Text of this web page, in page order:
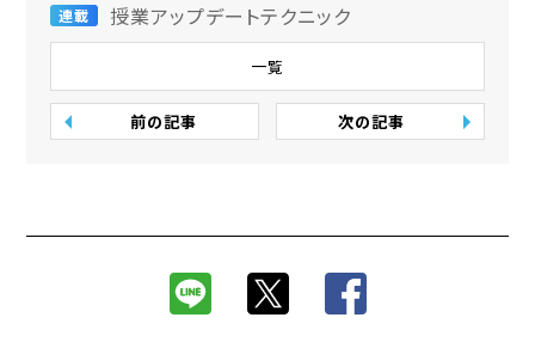
連載 授業アップデートテクニック
前の記事
一覧
次の記事